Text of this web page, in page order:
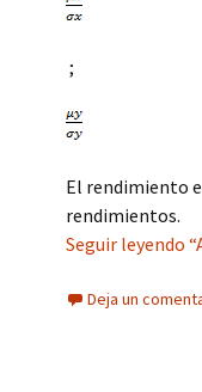
;
El rendimiento
rendimientos.
Seguir leyendo
Deja un